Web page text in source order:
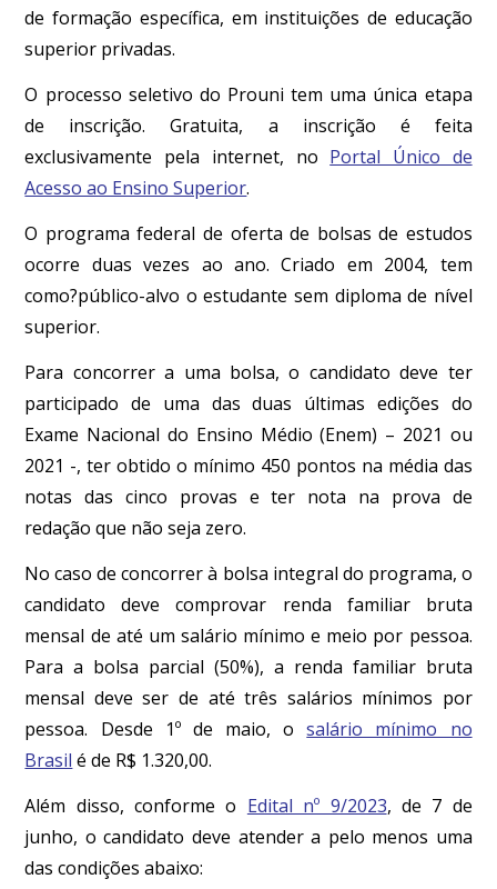
de formação específica, em instituições de educação
superior privadas.
O processo seletivo do Prouni tem uma única etapa
de inscrição. Gratuita, a inscrição é feita
exclusivamente pela internet, no Portal Único de
Acesso ao Ensino Superior.
O programa federal de oferta de bolsas de estudos
ocorre duas vezes ao ano. Criado em 2004, tem
como?público-alvo o estudante sem diploma de nível
superior.
Para concorrer a uma bolsa, o candidato deve ter
participado de uma das duas últimas edições do
Exame Nacional do Ensino Médio (Enem) – 2021 ou
2021 -, ter obtido o mínimo 450 pontos na média das
notas das cinco provas e ter nota na prova de
redação que não seja zero.
No caso de concorrer à bolsa integral do programa, o
candidato deve comprovar renda familiar bruta
mensal de até um salário mínimo e meio por pessoa.
Para a bolsa parcial (50%), a renda familiar bruta
mensal deve ser de até três salários mínimos por
pessoa. Desde 1º de maio, osalário mínimo no
Brasil é de R$ 1.320,00.
Além disso, conforme o Edital nº 9/2023, de 7 de
junho, o candidato deve atender a pelo menos uma
das condições abaixo: